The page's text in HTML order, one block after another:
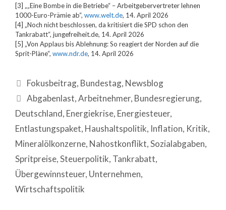
[3] „„Eine Bombe in die Betriebe“ – Arbeitgebervertreter lehnen
1000-Euro-Prämie ab“, www.welt.de, 14. April 2026
[4] „Noch nicht beschlossen, da kritisiert die SPD schon den
Tankrabatt“, jungefreiheit.de, 14. April 2026
[5] „Von Applaus bis Ablehnung: So reagiert der Norden auf die
Sprit-Pläne“, www.ndr.de, 14. April 2026
Fokusbeitrag, Bundestag, Newsblog
Abgabenlast,Arbeitnehmer, Bundesregierung,
Deutschland, Energiekrise, Energiesteuer,
Entlastungspaket, Haushaltspolitik, Inflation, Kritik,
Mineralölkonzerne, Nahostkonflikt,Sozialabgaben,
Spritpreise,Steuerpolitik, Tankrabatt,
Übergewinnsteuer, Unternehmen,
Wirtschaftspolitik